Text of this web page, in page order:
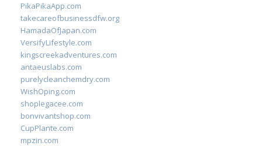
PikaPikaApp.com
takecareofbusinessdfw.org
HamadaOfJapan.com
VersifyLifestyle.com
kingscreekadventures.com
antaeuslabs.com
purelycleanchemdry.com
WishOping.com
shoplegacee.com
bonvivantshop.com
CupPlante.com
mpzin.com